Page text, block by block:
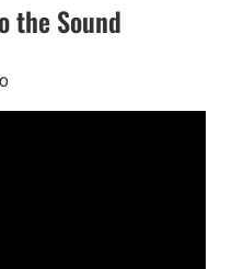
the Sound